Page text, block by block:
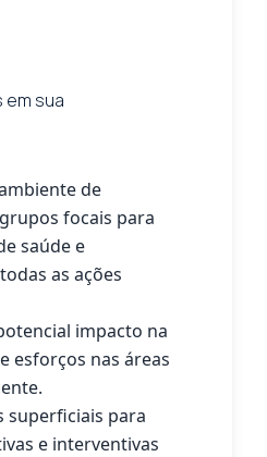
sua
de
focais para
saúde e
as ações
impacto na
esforços nas áreas
superficiais para
e interventivas